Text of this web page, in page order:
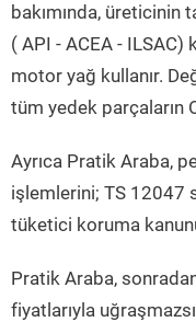
bakımında,
( API - ACEA -
motor yağ kullanır.
tüm yedek parçaların
Ayrıca Pratik Araba,
işlemlerini; TS 12047
tüketici koruma
Pratik Araba,
fiyatlarıyla